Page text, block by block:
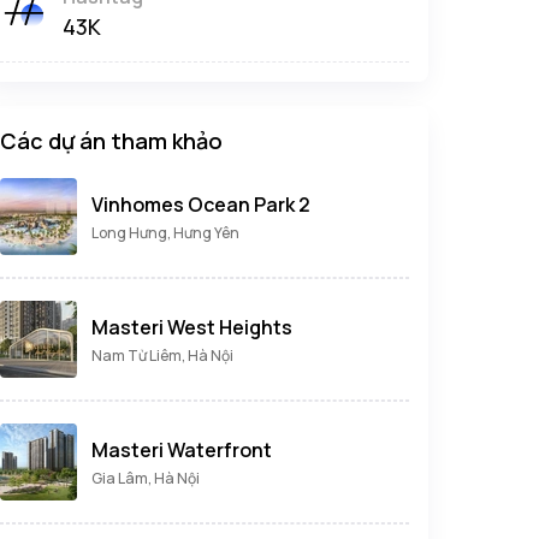
43K
Các dự án tham khảo
Vinhomes Ocean Park 2
Long Hưng, Hưng Yên
Masteri West Heights
Nam Từ Liêm, Hà Nội
Masteri Waterfront
Gia Lâm, Hà Nội